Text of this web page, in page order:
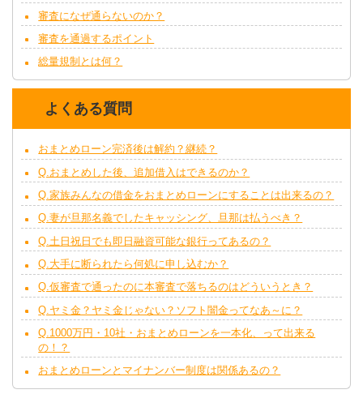
審査になぜ通らないのか？
審査を通過するポイント
総量規制とは何？
よくある質問
おまとめローン完済後は解約？継続？
Q.おまとめした後、追加借入はできるのか？
Q.家族みんなの借金をおまとめローンにすることは出来るの？
Q.妻が旦那名義でしたキャッシング、旦那は払うべき？
Q.土日祝日でも即日融資可能な銀行ってあるの？
Q.大手に断られたら何処に申し込むか？
Q.仮審査で通ったのに本審査で落ちるのはどういうとき？
Q.ヤミ金？ヤミ金じゃない？ソフト闇金ってなあ～に？
Q.1000万円・10社・おまとめローンを一本化、って出来る
の！？
おまとめローンとマイナンバー制度は関係あるの？